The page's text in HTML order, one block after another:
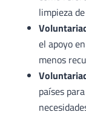
limpieza
el apoyo
menos
países